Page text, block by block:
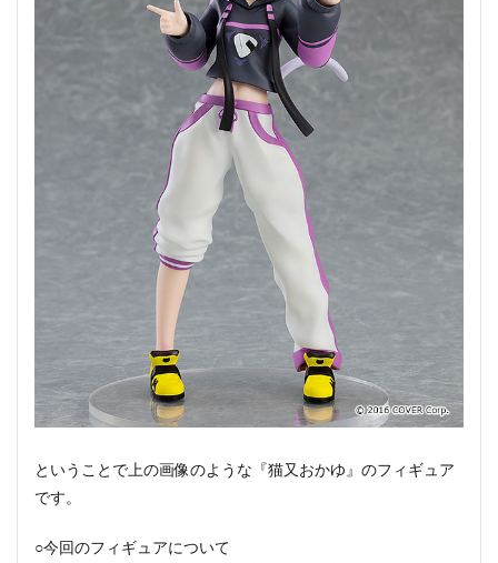
ということで上の画像のような『猫又おかゆ』のフィギュア
です。
○今回のフィギュアについて